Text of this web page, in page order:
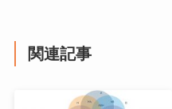
関連記事